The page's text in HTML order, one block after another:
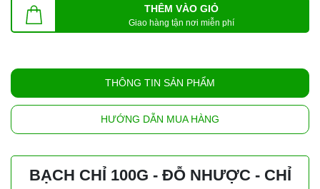
THÊM VÀO GIỎ
Giao hàng tận nơi miễn phí
THÔNG TIN SẢN PHẨM
HƯỚNG DẪN MUA HÀNG
BẠCH CHỈ 100G - ĐỖ NHƯỢC - CHỈ